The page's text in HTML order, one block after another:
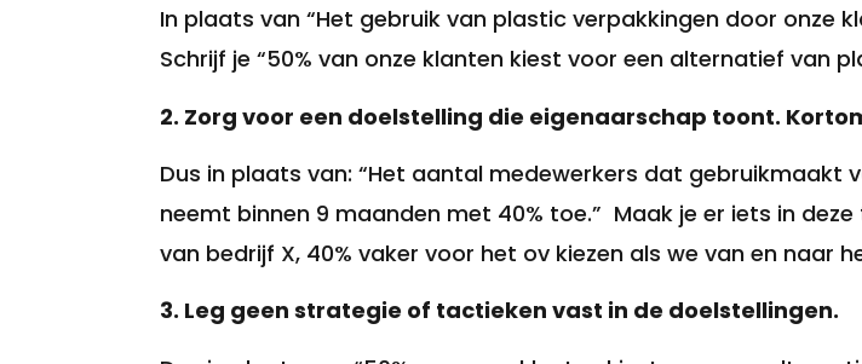
In plaats van “Het gebruik van plastic verpakkingen door onze
Schrijf je “50% van onze klanten kiest voor een alternatief van
2. Zorg voor een doelstelling die eigenaarschap toont.
Dus in plaats van: “Het aantal medewerkers dat
neemt binnen 9 maanden met 40% toe.” Maak je er iets in
van bedrijf X, 40% vaker voor het ov kiezen als we van en naar
3. Leg geen strategie of tactieken vast in de doelstellingen.